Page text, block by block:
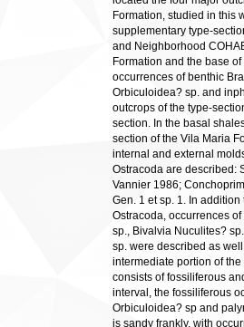
Formation, studied in this
supplementary type-
and Neighborhood
Formation and the base
occurrences of benthic
Orbiculoidea? sp. and
outcrops of the type-
section. In the basal
section of the Vila Maria
internal and external
Ostracoda are described:
Vannier 1986;
Gen. 1 et sp. 1. In
Ostracoda, occurrences
sp., Bivalvia Nuculites?
sp. were described as
intermediate portion of
consists of fossiliferous
interval, the fossiliferous
Orbiculoidea? sp and
is sandy frankly, with